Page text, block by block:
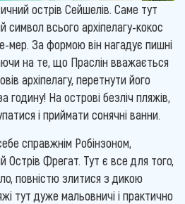
острів Сейшелів. Саме тут
всього архіпелагу-кокос
мер. За формою він нагадує пишні
на те, що Праслін вважається
архіпелагу, перетнути його
годину! На острові безліч пляжів,
і приймати сонячні ванни.
справжнім Робінзоном,
Острів Фрегат. Тут є все для того,
повністю злитися з дикою
тут дуже мальовничі і практично